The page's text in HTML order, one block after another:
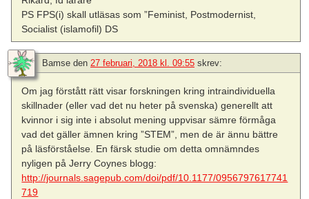
PS FPS(i) skall utläsas som ”Feminist, Postmodernist,
Socialist (islamofil) DS
Bamse den 27 februari, 2018 kl. 09:55 skrev:
Om jag förstått rätt visar forskningen kring intraindividuella
skillnader (eller vad det nu heter på svenska) generellt att
kvinnor i sig inte i absolut mening uppvisar sämre förmåga
vad det gäller ämnen kring ”STEM”, men de är ännu bättre
på läsförståelse. En färsk studie om detta omnämndes
nyligen på Jerry Coynes blogg:
http://journals.sagepub.com/doi/pdf/10.1177/0956797617741
719